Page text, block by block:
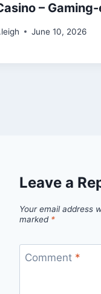
–
June 10, 2026
Leave a
Your email address
marked *
Comment *